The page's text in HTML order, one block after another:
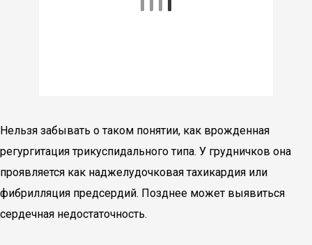
Нельзя забывать о таком понятии, как врожденная
регургитация трикуспидального типа. У грудничков она
проявляется как наджелудочковая тахикардия или
фибрилляция предсердий. Позднее может выявиться
сердечная недостаточность.